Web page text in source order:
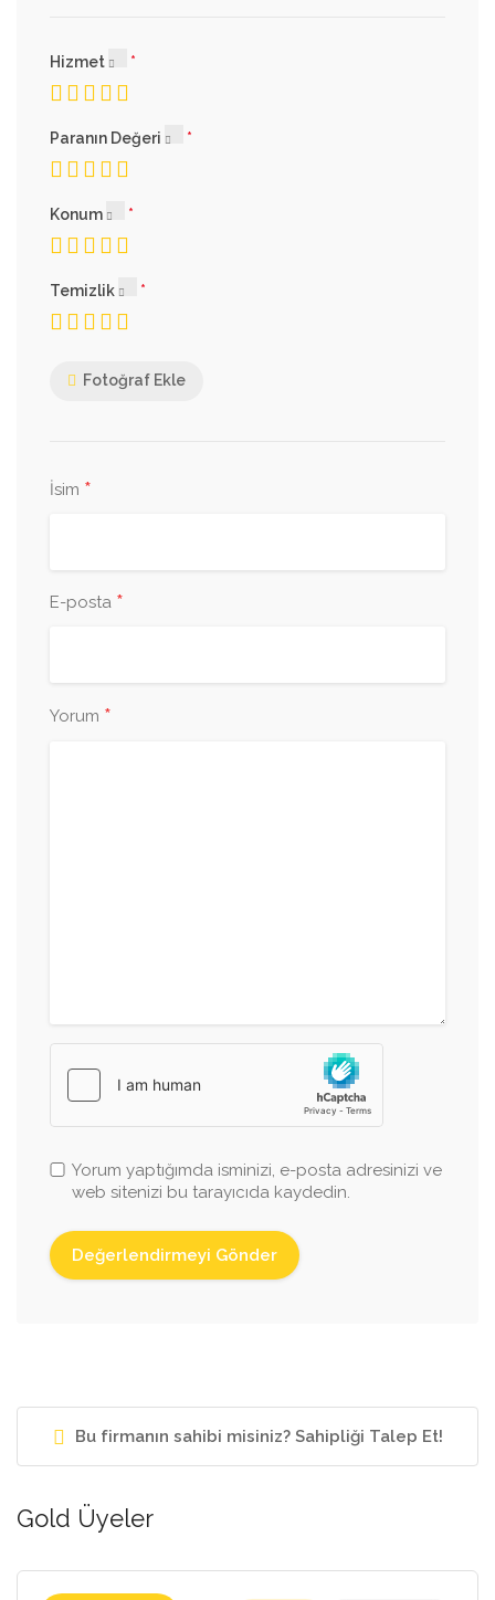
Hizmet
Paranın Değeri
Konum
Temizlik
Fotoğraf Ekle
İsim *
E-posta *
Yorum *
Yorum yaptığımda isminizi, e-posta adresinizi ve
web sitenizi bu tarayıcıda kaydedin.
Bu firmanın sahibi misiniz? Sahipliği Talep Et!
Gold Üyeler